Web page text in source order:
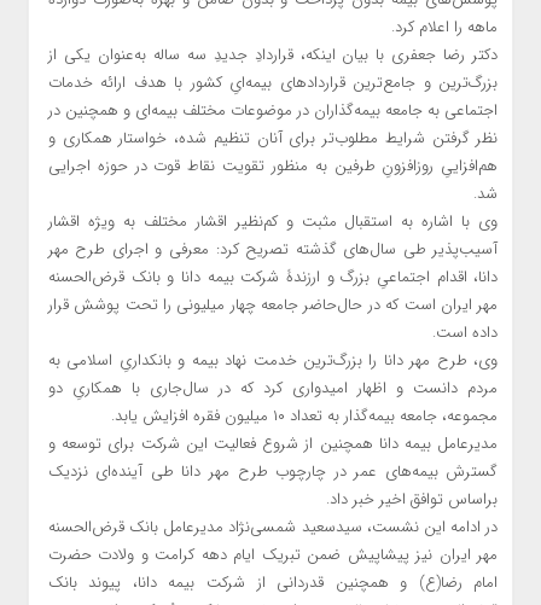
ماهه را ‌اعلام‌ کرد.
دکتر رضا جعفری با بیان اینکه، قراردادِ جدیدِ سه ساله به‌عنوان یکی از
بزرگ‌ترین و جامع‌ترین قراردادهای بیمه‌ایِ کشور با هدف ارائه خدمات
اجتماعی به جامعه بیمه‌گذاران در موضوعات مختلف بیمه‌ای و همچنین در
نظر گرفتن شرایط مطلوب‌تر برای آنان تنظیم شده، خواستار همکاری و
هم‌افزاییِ روزافزونِ طرفین به منظور تقویت نقاط قوت در حوزه اجرایی
شد.
وی با اشاره به استقبال مثبت و کم‌نظیر اقشار مختلف به ویژه اقشار
آسیب‌پذیر طی سال‌های گذشته تصریح کرد: معرفی و اجرای طرح مهر
دانا، اقدام اجتماعیِ بزرگ و ارزندۀ شرکت بیمه دانا و بانک قرض‌الحسنه
مهر ایران است که در حال‌حاضر جامعه چهار میلیونی را تحت پوشش قرار
داده است.
وی، طرح مهر دانا را بزرگ‌ترین خدمت نهاد بیمه و بانکداریِ اسلامی به
مردم دانست و اظهار امیدواری کرد که در سال‌جاری با همکاریِ دو
مجموعه، جامعه بیمه‌گذار به تعداد ۱۰ میلیون فقره افزایش یابد.
مدیرعامل بیمه دانا همچنین از شروع‌ فعالیت این شرکت برای توسعه و
گسترش بیمه‌های عمر در چارچوب طرح مهر دانا طی آینده‌ای نزدیک
براساس توافق اخیر خبر داد.
در ادامه این نشست، سیدسعید شمسی‌نژاد مدیرعامل بانک قرض‌الحسنه
مهر ایران نیز پیشاپیش ضمن تبریک ایام دهه کرامت و ولادت حضرت
امام رضا(ع) و همچنین قدردانی از شرکت بیمه دانا، پیوند بانک